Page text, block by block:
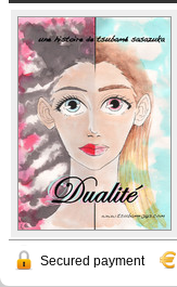
Secured payment